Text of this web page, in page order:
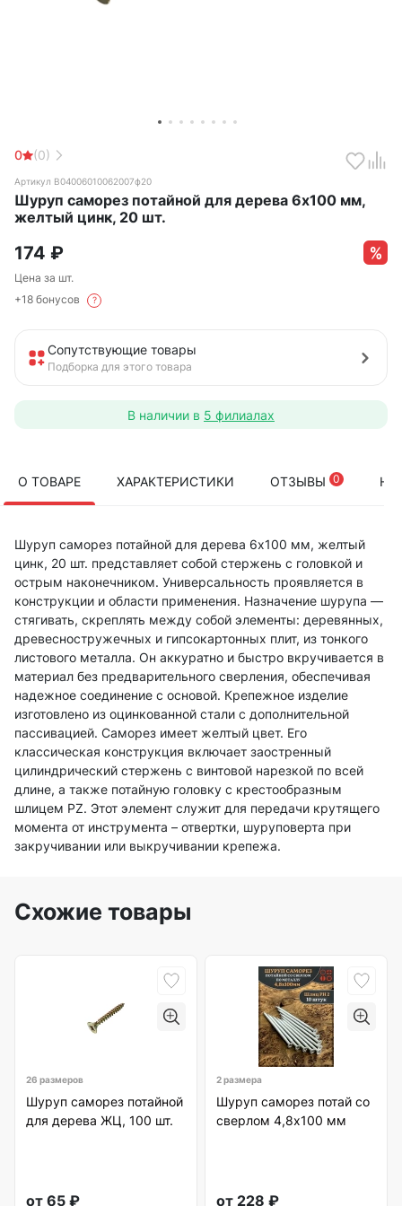
0 (0)
Артикул B04006010062007ф20
Шуруп саморез потайной для дерева 6х100 мм,
желтый цинк, 20 шт.
174 ₽
Цена за шт.
+18 бонусов
?
Сопутствующие товары
Подборка для этого товара
В наличии в 5 филиалах
О ТОВАРЕ ХАРАКТЕРИСТИКИ ОТЗЫВЫ 0
Шуруп саморез потайной для дерева 6х100 мм, желтый
цинк, 20 шт. представляет собой стержень с головкой и
острым наконечником. Универсальность проявляется в
конструкции и области применения. Назначение шурупа —
стягивать, скреплять между собой элементы: деревянных,
древесностружечных и гипсокартонных плит, из тонкого
листового металла. Он аккуратно и быстро вкручивается в
материал без предварительного сверления, обеспечивая
надежное соединение с основой. Крепежное изделие
изготовлено из оцинкованной стали с дополнительной
пассивацией. Саморез имеет желтый цвет. Его
классическая конструкция включает заостренный
цилиндрический стержень с винтовой нарезкой по всей
длине, а также потайную головку с крестообразным
шлицем PZ. Этот элемент служит для передачи крутящего
момента от инструмента – отвертки, шуруповерта при
закручивании или выкручивании крепежа.
Схожие товары
26 размеров
Шуруп саморез потайной
для дерева ЖЦ, 100 шт.
от 65 ₽
2 размера
Шуруп саморез потай со
сверлом 4,8х100 мм
от 228 ₽